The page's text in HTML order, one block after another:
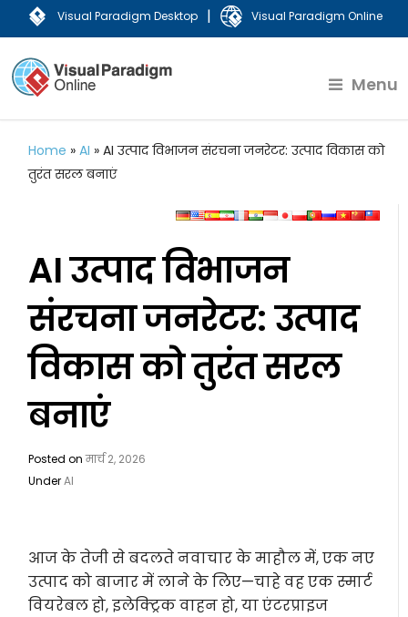
Visual Paradigm Desktop | Visual Paradigm Online
Menu
Home »AI »AI उत्पाद विभाजन संरचना जनरेटर: उत्पाद विकास को
तुरंत सरल बनाएं
AI उत्पाद विभाजन
संरचना जनरेटर: उत्पाद
विकास को तुरंत सरल
बनाएं
Posted onमार्च 2, 2026
UnderAI
आज के तेजी से बदलते नवाचार के माहौल में, एक नए
उत्पाद को बाजार में लाने के लिए—चाहे वह एक स्मार्ट
वियरेबल हो, इलेक्ट्रिक वाहन हो, या एंटरप्राइज